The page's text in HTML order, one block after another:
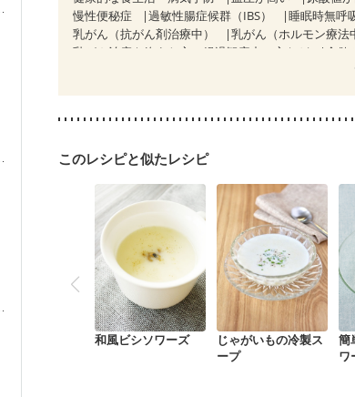
慢性便秘症
過敏性腸症候群（IBS） 睡眠時無呼
乳がん（抗がん剤治療中）
乳がん（ホルモン療法
乳がん治療を終えた方・経過観察中の方など
食欲
妊娠糖尿
このレシピと似たレシピ
和風ビシソワーズ
じゃがいもの冷製ス
ープ
簡
ワ